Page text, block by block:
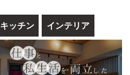
キッチン インテリア